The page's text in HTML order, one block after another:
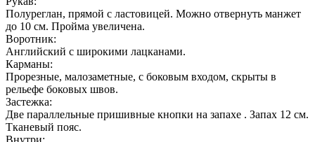
Полуреглан, прямой с ластовицей. Можно отвернуть манжет
до 10 см. Пройма увеличена.
Воротник:
Английский с широкими лацканами.
Карманы:
Прорезные, малозаметные, с боковым входом, скрыты в
рельефе боковых швов.
Застежка:
Две параллельные пришивные кнопки на запахе . Запах 12 см.
Тканевый пояс.
Внутри: